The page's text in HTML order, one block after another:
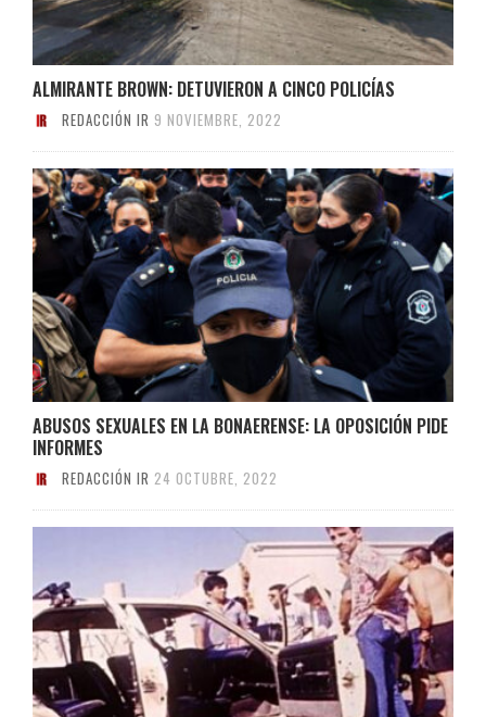
ALMIRANTE BROWN: DETUVIERON A CINCO POLICÍAS
REDACCIÓN IR 9 NOVIEMBRE, 2022
ABUSOS SEXUALES EN LA BONAERENSE: LA OPOSICIÓN PIDE
INFORMES
REDACCIÓN IR 24 OCTUBRE, 2022